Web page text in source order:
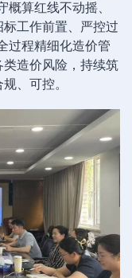
算红线不动摇、
工作前置、严控过
过程精细化造价管
造价风险，持续筑
、可控。